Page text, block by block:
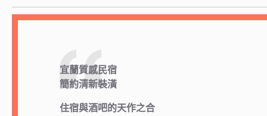
宜蘭質感民宿
簡約清新裝潢
住宿與酒吧的天作之合